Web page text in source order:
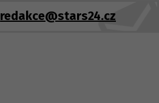
redakce@stars24.cz